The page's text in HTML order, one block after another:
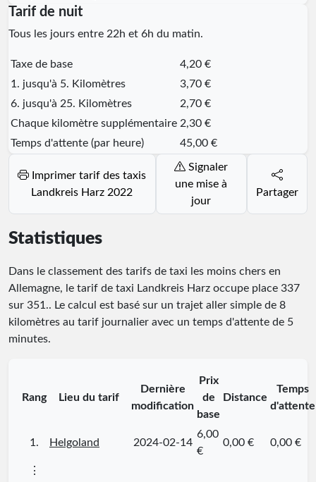
Tarif de nuit
Tous les jours entre 22h et 6h du matin.
Taxe de base
4,20 €
1. jusqu'à 5. Kilomètres
3,70 €
6. jusqu'à 25. Kilomètres
2,70 €
Chaque kilomètre supplémentaire 2,30 €
Temps d'attente (par heure)
45,00 €
Landkreis Harz 2022
Signaler
une mise à
jour
Partager
Statistiques
Dans le classement des tarifs de taxi les moins chers en
Allemagne, le tarif de taxi Landkreis Harz occupe place 337
sur 351 .. Le calcul est basé sur un trajet aller simple de 8
kilomètres au tarif journalier avec un temps d'attente de 5
minutes.
Rang Lieu du tarif
Dernière
modification
Prix
de
base
Distance
Temps
d'attente
1. Helgoland 2024-02-14
6,00
€
0,00 € 0,00 €
⋮